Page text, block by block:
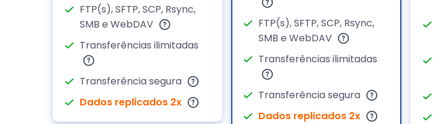
FTP(s), SFTP, SCP, Rsync,
SMB e WebDAV
Transferências ilimitadas
Transferência segura
Dados replicados 2x
FTP(s), SFTP, SCP, Rsync,
SMB e WebDAV
Transferências ilimitadas
Transferência segura
Dados replicados 2x